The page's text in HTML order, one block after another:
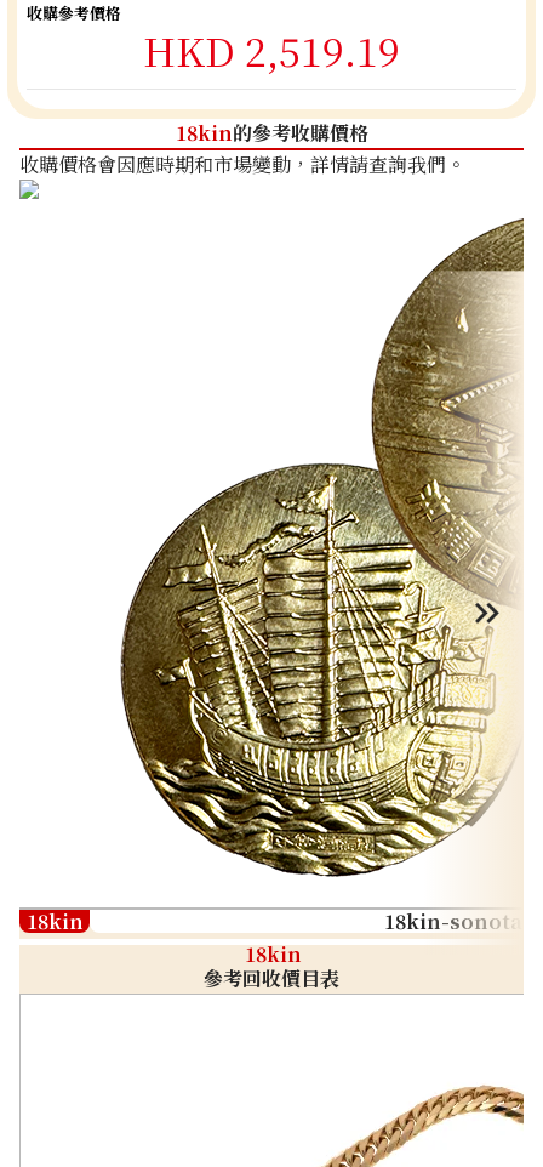
收購參考價格
HKD 2,519.19
18kin的參考收購價格
收購價格會因應時期和市場變動，詳情請查詢我們。
18kin
18kin-sonota
18kin
參考回收價目表